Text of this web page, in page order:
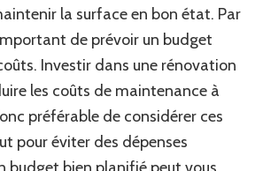
la surface en bon état. Par
de prévoir un budget
Investir dans une rénovation
les coûts de maintenance à
préférable de considérer ces
pour éviter des dépenses